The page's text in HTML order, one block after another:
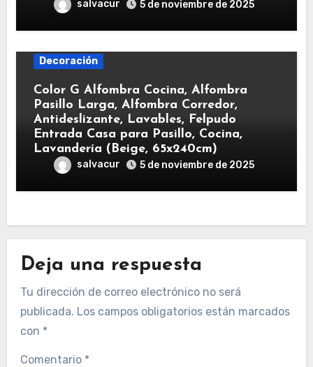
salvacur 5 de noviembre de 2025
Decoración
Color G Alfombra Cocina, Alfombra
Pasillo Larga, Alfombra Corredor,
Antideslizante, Lavables, Felpudo
Entrada Casa para Pasillo, Cocina,
Lavandería (Beige, 65x240cm)
salvacur 5 de noviembre de 2025
Deja una respuesta
Tu dirección de correo electrónico no será
publicada. Los campos obligatorios están marcados
con *
Comentario *